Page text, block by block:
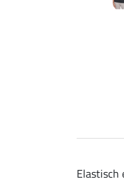
Elastisch